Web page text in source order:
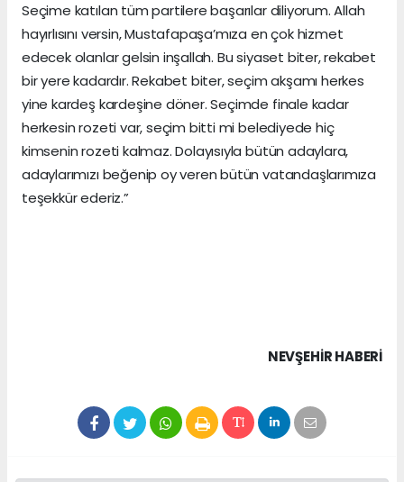
Seçime katılan tüm partilere başarılar diliyorum. Allah
hayırlısını versin, Mustafapaşa’mıza en çok hizmet
edecek olanlar gelsin inşallah. Bu siyaset biter, rekabet
bir yere kadardır. Rekabet biter, seçim akşamı herkes
yine kardeş kardeşine döner. Seçimde finale kadar
herkesin rozeti var, seçim bitti mi belediyede hiç
kimsenin rozeti kalmaz. Dolayısıyla bütün adaylara,
adaylarımızı beğenip oy veren bütün vatandaşlarımıza
teşekkür ederiz.”
NEVŞEHIR HABERİ